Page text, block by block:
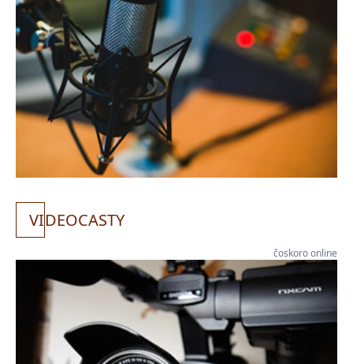
VIDEOCASTY
čoskoro online